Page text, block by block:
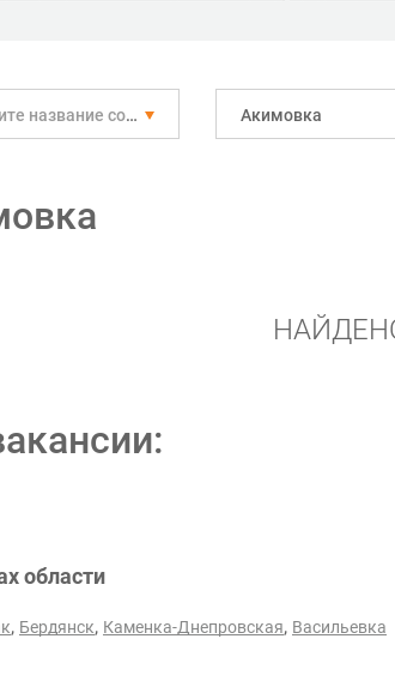
Выберите рубрику или введите название собственноручно Акимовка
области
, Бердянск, Каменка-Днепровская, Васильевка